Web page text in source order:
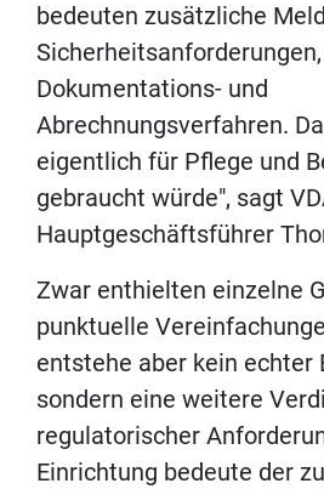
bedeuten zusätzliche
Dokumentations- und
Abrechnungsverfahren.
eigentlich für Pflege und
gebraucht würde", sagt
Hauptgeschäftsführer
Zwar enthielten einzelne
punktuelle
entstehe aber kein echter
sondern eine weitere
regulatorischer
Einrichtung bedeute der